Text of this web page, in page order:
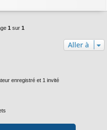
1 sur 1
Aller à
enregistré et 1 invité